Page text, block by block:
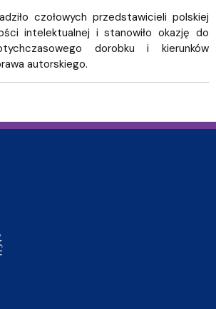
czołowych przedstawicieli polskiej
intelektualnej i stanowiło okazję do
dorobku i kierunków
autorskiego.